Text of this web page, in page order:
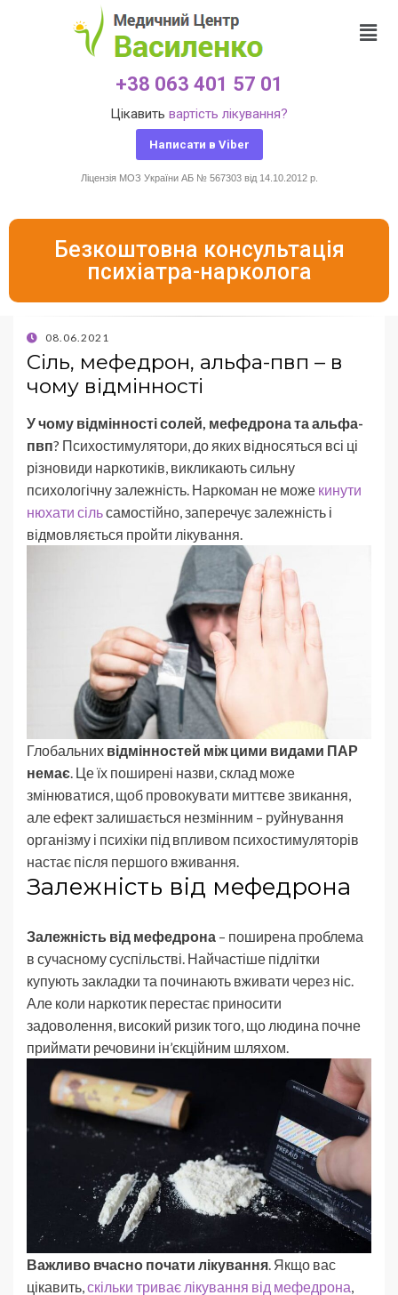
+38 063 401 57 01
Цікавить вартість лікування?
Написати в Viber
Ліцензія МОЗ України АБ № 567303 від 14.10.2012 р.
Безкоштовна консультація
психіатра-нарколога
08.06.2021
Сіль, мефедрон, альфа-пвп – в
чому відмінності
У чому відмінності солей, мефедрона та альфа-
пвп? Психостимулятори, до яких відносяться всі ці
різновиди наркотиків, викликають сильну
психологічну залежність. Наркоман не може кинути
нюхати сільсамостійно, заперечує залежність і
відмовляється пройти лікування.
Глобальних відмінностей між цими видами ПАР
немає. Це їх поширені назви, склад може
змінюватися, щоб провокувати миттєве звикання,
але ефект залишається незмінним – руйнування
організму і психіки під впливом психостимуляторів
настає після першого вживання.
Залежність від мефедрона
Залежність від мефедрона – поширена проблема
в сучасному суспільстві. Найчастіше підлітки
купують закладки та починають вживати через ніс.
Але коли наркотик перестає приносити
задоволення, високий ризик того, що людина почне
приймати речовини ін’єкційним шляхом.
Важливо вчасно почати лікування. Якщо вас
цікавить,скільки триває лікування від мефедрона,